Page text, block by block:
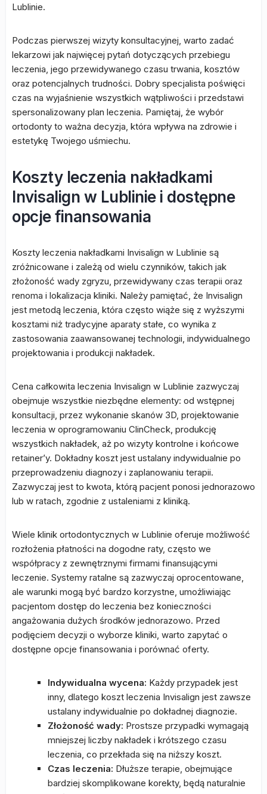
Lublinie.
Podczas pierwszej wizyty konsultacyjnej, warto zadać
lekarzowi jak najwięcej pytań dotyczących przebiegu
leczenia, jego przewidywanego czasu trwania, kosztów
oraz potencjalnych trudności. Dobry specjalista poświęci
czas na wyjaśnienie wszystkich wątpliwości i przedstawi
spersonalizowany plan leczenia. Pamiętaj, że wybór
ortodonty to ważna decyzja, która wpływa na zdrowie i
estetykę Twojego uśmiechu.
Koszty leczenia nakładkami
Invisalign w Lublinie i dostępne
opcje finansowania
Koszty leczenia nakładkami Invisalign w Lublinie są
zróżnicowane i zależą od wielu czynników, takich jak
złożoność wady zgryzu, przewidywany czas terapii oraz
renoma i lokalizacja kliniki. Należy pamiętać, że Invisalign
jest metodą leczenia, która często wiąże się z wyższymi
kosztami niż tradycyjne aparaty stałe, co wynika z
zastosowania zaawansowanej technologii, indywidualnego
projektowania i produkcji nakładek.
Cena całkowita leczenia Invisalign w Lublinie zazwyczaj
obejmuje wszystkie niezbędne elementy: od wstępnej
konsultacji, przez wykonanie skanów 3D, projektowanie
leczenia w oprogramowaniu ClinCheck, produkcję
wszystkich nakładek, aż po wizyty kontrolne i końcowe
retainer’y. Dokładny koszt jest ustalany indywidualnie po
przeprowadzeniu diagnozy i zaplanowaniu terapii.
Zazwyczaj jest to kwota, którą pacjent ponosi jednorazowo
lub w ratach, zgodnie z ustaleniami z kliniką.
Wiele klinik ortodontycznych w Lublinie oferuje możliwość
rozłożenia płatności na dogodne raty, często we
współpracy z zewnętrznymi firmami finansującymi
leczenie. Systemy ratalne są zazwyczaj oprocentowane,
ale warunki mogą być bardzo korzystne, umożliwiając
pacjentom dostęp do leczenia bez konieczności
angażowania dużych środków jednorazowo. Przed
podjęciem decyzji o wyborze kliniki, warto zapytać o
dostępne opcje finansowania i porównać oferty.
Indywidualna wycena: Każdy przypadek jest
inny, dlatego koszt leczenia Invisalign jest zawsze
ustalany indywidualnie po dokładnej diagnozie.
Złożoność wady: Prostsze przypadki wymagają
mniejszej liczby nakładek i krótszego czasu
leczenia, co przekłada się na niższy koszt.
Czas leczenia: Dłuższe terapie, obejmujące
bardziej skomplikowane korekty, będą naturalnie